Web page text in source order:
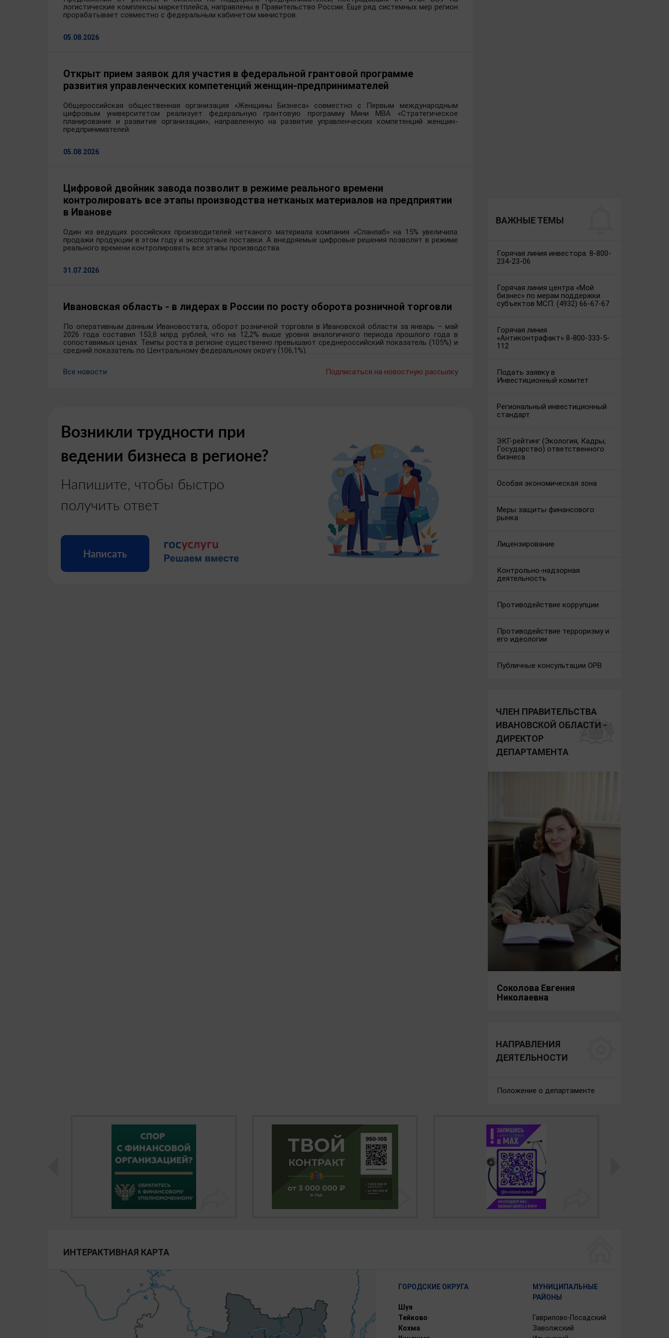
логистические комплексы маркетплейса, направлены в Правительство России. Еще ряд системных мер регион
прорабатывает совместно с федеральным кабинетом министров.
05.08.2026
Открыт прием заявок для участия в федеральной грантовой программе
развития управленческих компетенций женщин-предпринимателей
Общероссийская общественная организация «Женщины Бизнеса» совместно с Первым международным
цифровым университетом реализует федеральную грантовую программу Мини MBA «Стратегическое
планирование и развитие организации», направленную на развитие управленческих компетенций женщин-
предпринимателей.
05.08.2026
Цифровой двойник завода позволит в режиме реального времени
контролировать все этапы производства нетканых материалов на предприятии
в Иванове
Один из ведущих российских производителей нетканого материала компания «Спанлаб» на 15% увеличила
продажи продукции в этом году и экспортные поставки. А внедряемые цифровые решения позволят в режиме
реального времени контролировать все этапы производства.
31.07.2026
Ивановская область - в лидерах в России по росту оборота розничной торговли
По оперативным данным Ивановостата, оборот розничной торговли в Ивановской области за январь – май
2026 года составил 153,8 млрд рублей, что на 12,2% выше уровня аналогичного периода прошлого года в
сопоставимых ценах. Темпы роста в регионе существенно превышают среднероссийский показатель (105%) и
средний показатель по Центральному федеральному округу (106,1%).
28.07.2026
Все новости Подписаться на новостную рассылку
Возникли трудности при
ведении бизнеса в регионе?
Напишите, чтобы быстро
получить ответ
Написать
ВАЖНЫЕ ТЕМЫ
Горячая линия инвестора: 8-800-
234-23-06
Горячая линия центра «Мой
бизнес» по мерам поддержки
субъектов МСП: (4932) 66-67-67
Горячая линия
«Антиконтрафакт» 8-800-333-5-
112
Подать заявку в
Инвестиционный комитет
Региональный инвестиционный
стандарт
ЭКГ-рейтинг (Экология, Кадры,
Государство) ответственного
бизнеса
Особая экономическая зона
Меры защиты финансового
рынка
Лицензирование
Контрольно-надзорная
деятельность
Противодействие коррупции
Противодействие терроризму и
его идеологии
Публичные консультации ОРВ
ЧЛЕН ПРАВИТЕЛЬСТВА
ИВАНОВСКОЙ ОБЛАСТИ -
ДИРЕКТОР
ДЕПАРТАМЕНТА
Соколова Евгения
Николаевна
НАПРАВЛЕНИЯ
ДЕЯТЕЛЬНОСТИ
Положение о департаменте
ИНТЕРАКТИВНАЯ КАРТА
ГОРОДСКИЕ ОКРУГА
Шуя
Тейково
Кохма
МУНИЦИПАЛЬНЫЕ
РАЙОНЫ
Гаврилово-Посадский
Заволжский
С 2003 года работала в коммерческих компаниях производственной и финансово-страховой сферы, в том числе
развития и торговли Ивановской области, где курировала вопросы развития промышленности и торговли,
потребительского рынка.
До назначения на должность в Правительстве Ивановской области работала руководителем проекта в компании
«Нейрософт». Со 2 декабря 2025 года – член Правительства Ивановской области - директор Департамента
экономического развития и торговли Ивановской области.